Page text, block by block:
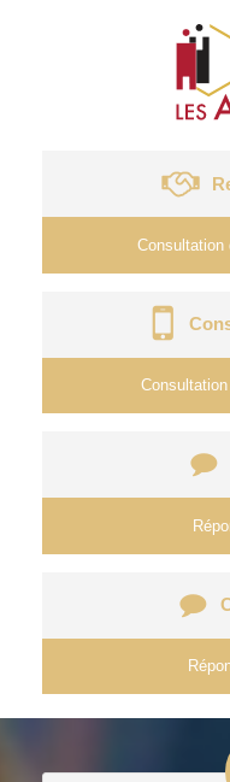
Consultation